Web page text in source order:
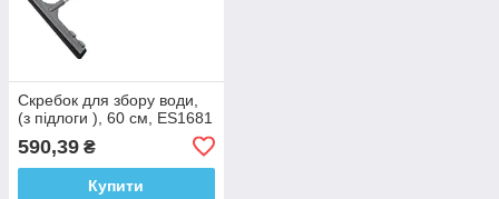
Скребок для збору води,
(з підлоги ), 60 см, ES1681
590,39 ₴
Купити